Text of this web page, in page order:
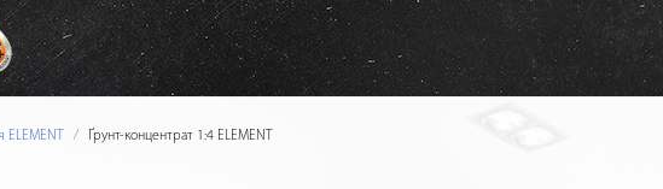
ELEMENT Ґрунт-концентрат 1:4 ELEMENT